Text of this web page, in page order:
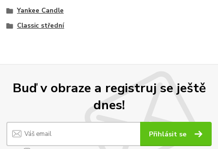
Yankee Candle
Classic střední
Buď v obraze a registruj se ještě
dnes!
Přihlásit se